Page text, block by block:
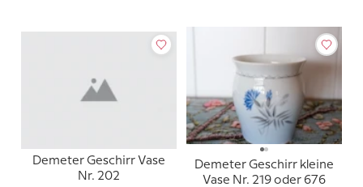
Demeter Geschirr Vase
Nr. 202
Demeter Geschirr kleine
Vase Nr. 219 oder 676